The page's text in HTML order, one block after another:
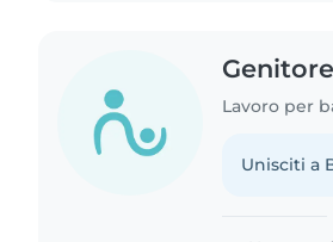
Genitore
Lavoro per
Unisciti a